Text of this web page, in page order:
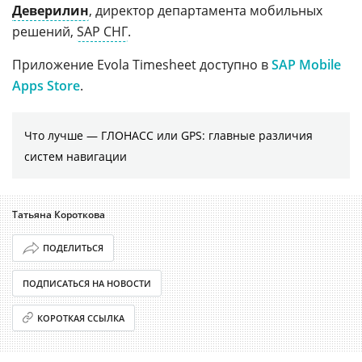
Деверилин, директор департамента мобильных
решений, SAP СНГ.
Приложение Evola Timesheet доступно вSAP Mobile
Apps Store.
Что лучше — ГЛОНАСС или GPS: главные различия
систем навигации
Татьяна Короткова
ПОДЕЛИТЬСЯ
ПОДПИСАТЬСЯ НА НОВОСТИ
КОРОТКАЯ ССЫЛКА